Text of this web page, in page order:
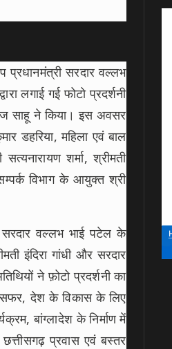
प्रधानमंत्री सरदार वल्लभ
लगाई गई फोटो प्रदर्शनी
साहू ने किया। इस अवसर
डहरिया, महिला एवं बाल
शर्मा, श्रीमती
विभाग के आयुक्त श्री
सरदार वल्लभ भाई पटेल के
इंदिरा गांधी और सरदार
ने फ़ोटो प्रदर्शनी का
सफर, देश के विकास के लिए
बांग्लादेश के निर्माण में
प्रवास एवं बस्तर